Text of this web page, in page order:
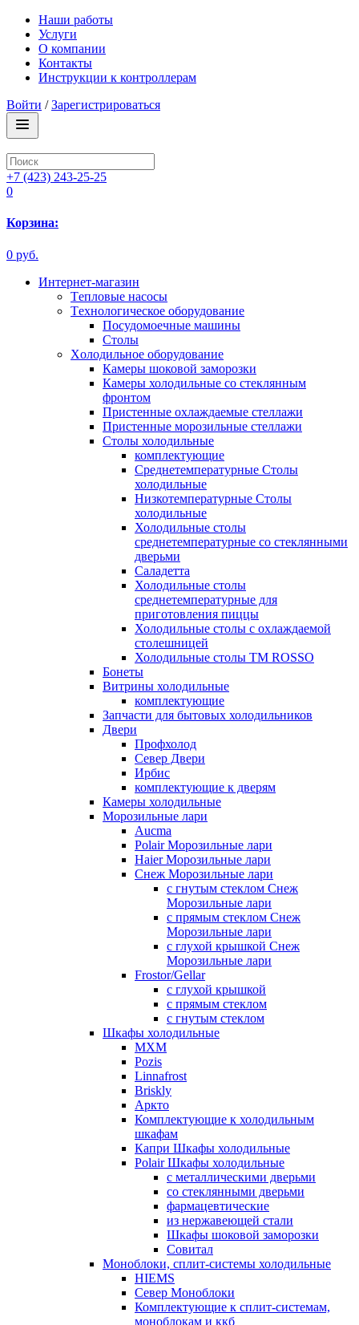
Наши работы
Услуги
О компании
Контакты
Инструкции к контроллерам
Войти /Зарегистрироваться
+7 (423) 243-25-25
0
Корзина:
0 руб.
Интернет-магазин
Tепловые насосы
Tехнологическое оборудование
Посудомоечные машины
Столы
Xолодильное оборудование
Камеры шоковой заморозки
Камеры холодильные со стеклянным
фронтом
Пристенные охлаждаемые стеллажи
Пристенные морозильные стеллажи
Столы холодильные
комплектующие
Среднетемпературные Столы
холодильные
Низкотемпературные Столы
холодильные
Холодильные столы
среднетемпературные со стеклянными
дверьми
Саладетта
Холодильные столы
среднетемпературные для
приготовления пиццы
Холодильные столы с охлаждаемой
столешницей
Холодильные столы ТМ ROSSO
Бонеты
Витрины холодильные
комплектующие
Запчасти для бытовых холодильников
Двери
Профхолод
Север Двери
Ирбис
комплектующие к дверям
Камеры холодильные
Морозильные лари
Aucma
Polair Морозильные лари
Haier Морозильные лари
Снеж Морозильные лари
с гнутым стеклом Снеж
Морозильные лари
с прямым стеклом Снеж
Морозильные лари
с глухой крышкой Снеж
Морозильные лари
Frostor/Gellar
с глухой крышкой
с прямым стеклом
с гнутым стеклом
Шкафы холодильные
МХМ
Pozis
Linnafrost
Briskly
Аркто
Комплектующие к холодильным
шкафам
Капри Шкафы холодильные
Polair Шкафы холодильные
с металлическими дверьми
со стеклянными дверьми
фармацевтические
из нержавеющей стали
Шкафы шоковой заморозки
Совитал
Моноблоки, сплит-системы холодильные
HIEMS
Север Моноблоки
Комплектующие к сплит-системам,
моноблокам и ккб